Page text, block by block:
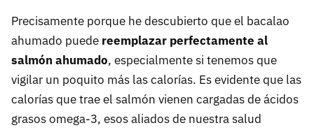
Precisamente porque he descubierto que el bacalao
ahumado puede reemplazar perfectamente al
salmón ahumado, especialmente si tenemos que
vigilar un poquito más las calorías. Es evidente que las
calorías que trae el salmón vienen cargadas de ácidos
grasos omega-3, esos aliados de nuestra salud